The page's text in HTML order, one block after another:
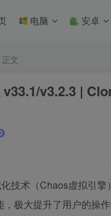
电脑 安卓
正文
v3.2.3 |
技术（Chaos虚拟引擎
极大提升了用户的操